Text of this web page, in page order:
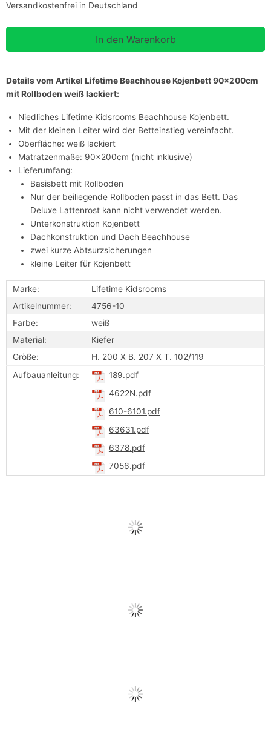
Versandkostenfrei in Deutschland
Details vom Artikel Lifetime Beachhouse Kojenbett 90x200cm
mit Rollboden weiß lackiert:
Niedliches Lifetime Kidsrooms Beachhouse Kojenbett.
Mit der kleinen Leiter wird der Betteinstieg vereinfacht.
Oberfläche: weiß lackiert
Matratzenmaße: 90x200cm (nicht inklusive)
Lieferumfang:
Basisbett mit Rollboden
Nur der beiliegende Rollboden passt in das Bett. Das
Deluxe Lattenrost kann nicht verwendet werden.
Unterkonstruktion Kojenbett
Dachkonstruktion und Dach Beachhouse
zwei kurze Abtsurzsicherungen
kleine Leiter für Kojenbett
Marke:
Lifetime Kidsrooms
Artikelnummer:
4756-10
Farbe:
weiß
Material:
Kiefer
Größe:
H. 200 X B. 207 X T. 102/119
Aufbauanleitung:
189.pdf
4622N.pdf
610-6101.pdf
63631.pdf
6378.pdf
7056.pdf